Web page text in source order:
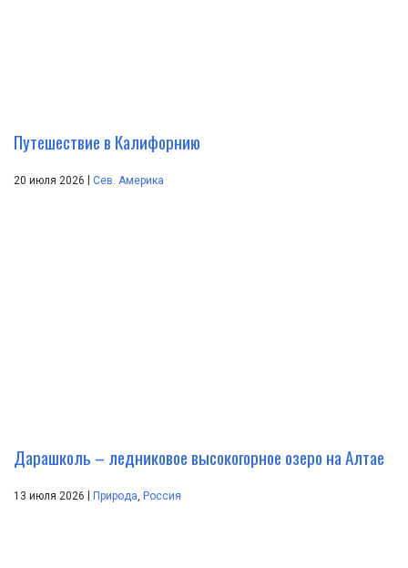
Путешествие в Калифорнию
20 июля 2026 Сев. Америка
Дарашколь – ледниковое высокогорное озеро на Алтае
13 июля 2026 | Природа Россия